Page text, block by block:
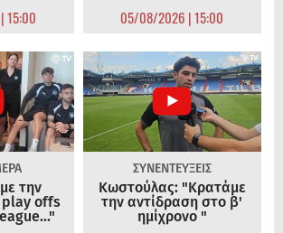
15:00 05/08/2026 | 15:00
την
offs
ΣΥΝΕΝΤΕΥΞΕΙΣ
Κωστούλας: "Κρατάμε
την αντίδραση στο β'
ημίχρονο "